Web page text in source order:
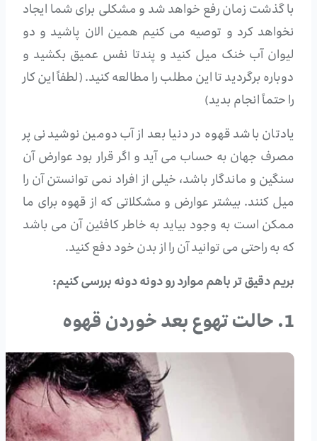
با گذشت زمان رفع خواهد شد و مشکلی برای شما ایجاد
نخواهد کرد و توصیه می کنیم همین الان پاشید و دو
لیوان آب خنک میل کنید و پندتا نفس عمیق بکشید و
دوباره برگردید تا این مطلب را مطالعه کنید. (لطفاً این کار
را حتماً انجام بدید)
یادتان باشد قهوه در دنیا بعد از آب دومین نوشیدنی پر
مصرف جهان به حساب می آید و اگر قرار بود عوارض آن
سنگین و ماندگار باشد، خیلی از افراد نمی توانستن آن را
میل کنند. بیشتر عوارض و مشکلاتی که از قهوه برای ما
ممکن است به وجود بیاید به خاطر کافئین آن می باشد
که به راحتی می توانید آن را از بدن خود دفع کنید.
بریم دقیق تر باهم موارد رو دونه دونه بررسی کنیم:
1. حالت تهوع بعد خوردن قهوه